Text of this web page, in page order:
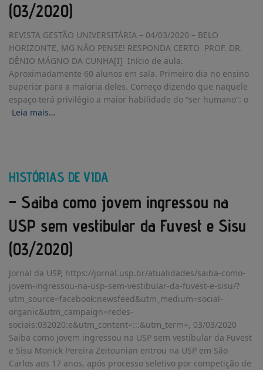
(03/2020)
REVISTA GESTÃO UNIVERSITÁRIA – 04/03/2020 – BELO
HORIZONTE, MG NÃO PENSE! RESPONDA CERTO PROF. DR.
DÊNIO MÁGNO DA CUNHA[I] Início de aula.
Aproximadamente 60 alunos em sala. Primeiro dia no ensino
superior para a maioria deles. Começo dizendo que naquele
espaço terá privilégio a maior habilidade do “ser humano”: o
Leia mais…
HISTÓRIAS DE VIDA
– Saiba como jovem ingressou na
USP sem vestibular da Fuvest e Sisu
(03/2020)
Jornal da USP, https://jornal.usp.br/atualidades/saiba-como-
jovem-ingressou-na-usp-sem-vestibular-da-fuvest-e-sisu/?
utm_source=facebook:newsfeed&utm_medium=social-
organic&utm_campaign=redes-
sociais:032020:e&utm_content=:::&utm_term=, 03/03/2020
Saiba como jovem ingressou na USP sem vestibular da Fuvest
e Sisu Monick Pereira Zeitounian entrou na USP em São
Carlos aos 17 anos, após processo seletivo por competição de